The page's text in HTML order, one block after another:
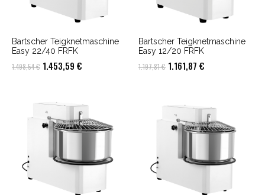
Bartscher Teigknetmaschine
Easy 22/40 FRFK
1.498,54€ Ursprünglicher
1.498,54 €
1.453,59 €
1.453,59 €.
Bartscher Teigknetmaschine
Easy 12/20 FRFK
1.197,81€ Ursprünglicher
1.197,81 €
1.161,87 €
1.161,87 €.